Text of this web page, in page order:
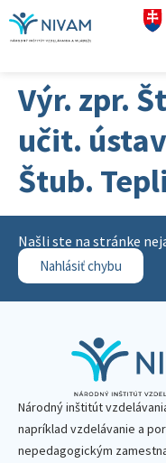
Výr. zpr.
učit.
Štub.
Našli ste na stránke
Nahlásiť chybu
Národný inštitút
napríklad vzdelávanie a
nepedagogickým